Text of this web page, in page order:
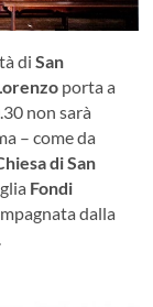
di San
porta a
non sarà
– come da
di San
Fondi
dalla